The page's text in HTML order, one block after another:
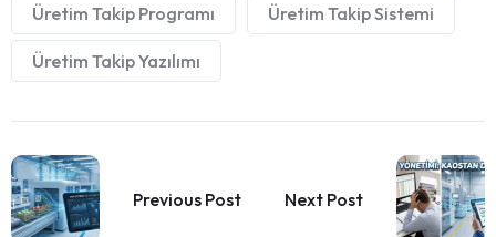
Üretim Takip Programı Üretim Takip Sistemi
Üretim Takip Yazılımı
Previous Post Next Post